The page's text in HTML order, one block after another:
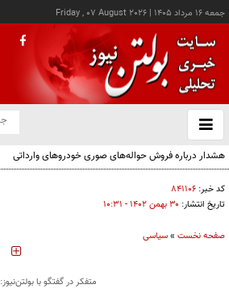
جمعه ۱۶ مرداد ۱۴۰۵ |
Friday , 07 August 2026
باز
و
کد خبر: ۸۴۱۱۰۶
تاریخ انتشار: ۳۰ بهمن ۱۴۰۲ - ۱۰:۳۱
صفحه نخست »سیاسی
متفکر در گفتگو با بولتن‌نیوز: